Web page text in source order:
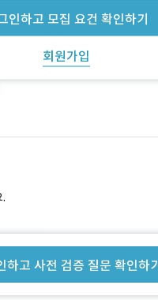
인하고 모집 요건 확인하기
회원가입
하고 사전 검증 질문 확인하기